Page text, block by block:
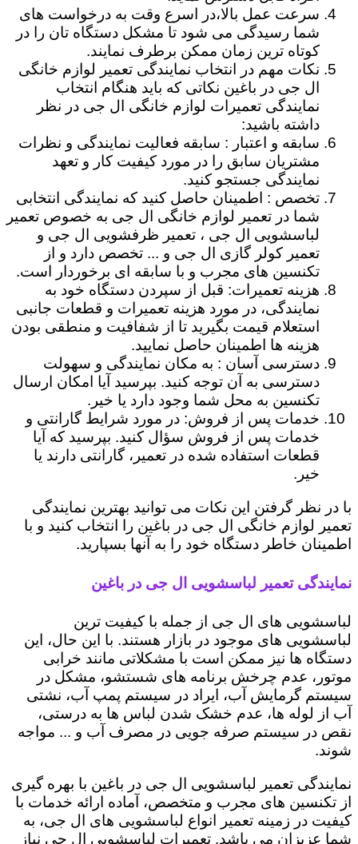
سرعت عمل بالا،در اسرع وقت به درخواست های
شما رسیدگی می شود تا مشکل دستگاه تان را در
کوتاه ترین زمان ممکن برطرف نمایند.
نکات مهم در انتخاب نمایندگی تعمیر لوازم خانگی
ال جی در باغین نکاتی که باید هنگام انتخاب
نمایندگی تعمیرات لوازم خانگی ال جی در نظر
داشته باشید:
سابقه و اعتبار : سابقه فعالیت نمایندگی و نظرات
مشتریان سابق را در مورد کیفیت کار و تعهد
نمایندگی جستجو کنید.
تخصص : اطمینان حاصل کنید که نمایندگی انتخابی
شما در تعمیر لوازم خانگی ال جی به خصوص تعمیر
لباسشویی ال جی ، تعمیر ظرفشویی ال جی و
تعمیر کولر گازی ال جی و ... تخصص دارد و از
تکنسین های مجرب و با سابقه ای برخوردار است.
هزینه تعمیرات: قبل از سپردن دستگاه خود به
نمایندگی، در مورد هزینه تعمیرات و قطعات جانبی
استعلام قیمت بگیرید تا از شفافیت و منطقی بودن
هزینه ها اطمینان حاصل نمایید.
دسترسی آسان : به مکان نمایندگی و سهولت
دسترسی به آن توجه کنید. بپرسید آیا امکان ارسال
تکنسین به محل شما وجود دارد یا خیر.
خدمات پس از فروش: در مورد شرایط گارانتی و
خدمات پس از فروش سؤال کنید. بپرسید که آیا
قطعات استفاده شده در تعمیر، گارانتی دارند یا
خیر.
با در نظر گرفتن این نکات می توانید بهترین نمایندگی
تعمیر لوازم خانگی ال جی در باغین را انتخاب کنید و با
اطمینان خاطر دستگاه خود را به آنها بسپارید.
نمایندگی تعمیر لباسشویی ال جی در باغین
لباسشویی های ال جی از جمله با کیفیت ترین
لباسشویی های موجود در بازار هستند. با این حال، این
دستگاه ها نیز ممکن است با مشکلاتی مانند خرابی
موتور، عدم چرخش برنامه های شستشو، مشکل در
سیستم گرمایش آب، ایراد در سیستم پمپ آب، نشتی
آب از لوله ها، عدم خشک شدن لباس ها به درستی،
نقص در سیستم صرفه جویی در مصرف آب و ... مواجه
شوند.
نمایندگی تعمیر لباسشویی ال جی در باغین با بهره گیری
از تکنسین های مجرب و متخصص، آماده ارائه خدمات با
کیفیت در زمینه تعمیر انواع لباسشویی های ال جی، به
شما عزیزان می باشد. تعمیرات لباسشویی ال جی نیاز